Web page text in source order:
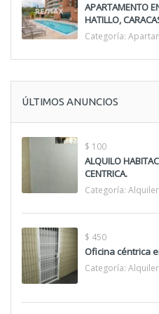
APARTAMENTO
HATILLO,
Categoría:
ÚLTIMOS ANUNCIOS
$ 100
ALQUILO
CENTRICA.
Categoría:
$ 450
Oficina céntrica
Categoría: